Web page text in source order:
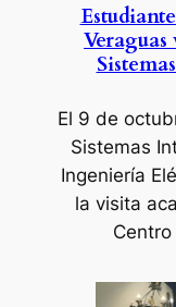
El 9 de
Sistemas
Ingeniería
la visita